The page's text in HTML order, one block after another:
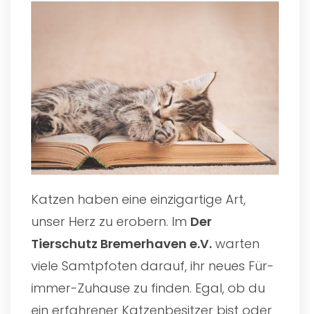
Katzen haben eine einzigartige Art,
unser Herz zu erobern. Im Der
Tierschutz Bremerhaven e.V. warten
viele Samtpfoten darauf, ihr neues Für-
immer-Zuhause zu finden. Egal, ob du
ein erfahrener Katzenbesitzer bist oder